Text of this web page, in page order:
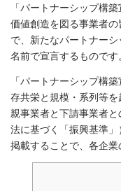
「パートナーシップ構
価値創造を図る事業者
で、新たなパートナー
名前で宣言するものです
「パートナーシップ構
存共栄と規模・系列等
親事業者と下請事業者
法に基づく「振興基準
掲載することで、各企業